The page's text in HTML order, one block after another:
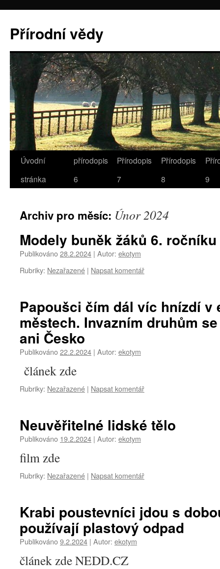
Přírodní vědy
Úvodní
stránka
přírodopis
6
Přírodopis
7
Přírodopis
8
9
Archiv pro měsíc: Únor 2024
Modely buněk žáků 6.
Publikováno28.2.2024 | Autor: ekotym
Rubriky: Nezařazené | Napsat komentář
Papoušci čím dál víc hnízdí v
městech. Invazním druhům
ani Česko
Publikováno22.2.2024 | Autor: ekotym
článek zde
Rubriky: Nezařazené | Napsat komentář
Neuvěřitelné lidské tělo
Publikováno 19.2.2024 | Autor: ekotym
film zde
Rubriky: Nezařazené | Napsat komentář
Krabi poustevníci jdou s
používají plastový odpad
Publikováno9.2.2024 | Autor: ekotym
článek zde NEDD.CZ